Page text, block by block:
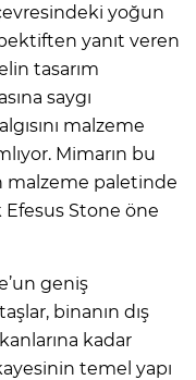
yoğun
yanıt veren
tasarım
saygı
malzeme
Mimarın bu
malzeme paletinde
Efesus Stone öne
geniş
binanın dış
kadar
temel yapı